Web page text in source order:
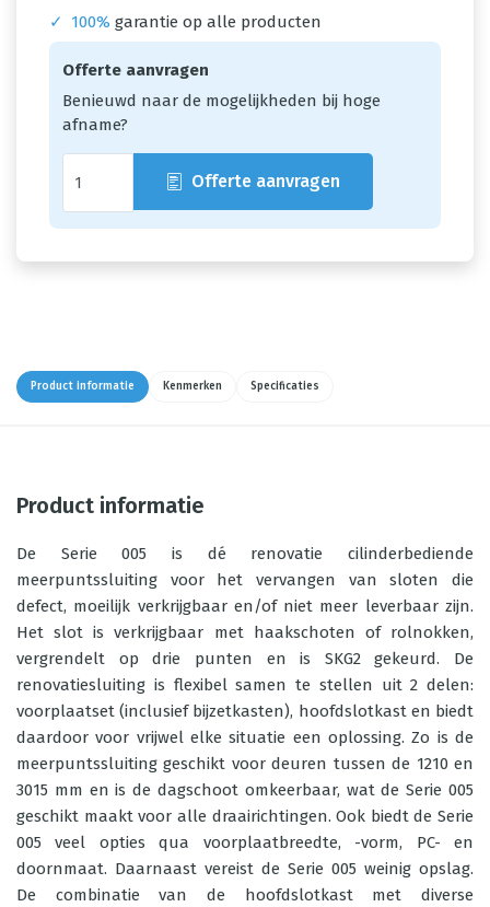
✓
100% garantie op alle producten
Offerte aanvragen
Benieuwd naar de mogelijkheden bij hoge
afname?
Offerte aanvragen
Product informatie Kenmerken Specificaties
Product informatie
De Serie 005 is dé renovatie cilinderbediende
meerpuntssluiting voor het vervangen van sloten die
defect, moeilijk verkrijgbaar en/of niet meer leverbaar zijn.
Het slot is verkrijgbaar met haakschoten of rolnokken,
vergrendelt op drie punten en is SKG2 gekeurd. De
renovatiesluiting is flexibel samen te stellen uit 2 delen:
voorplaatset (inclusief bijzetkasten), hoofdslotkast en biedt
daardoor voor vrijwel elke situatie een oplossing. Zo is de
meerpuntssluiting geschikt voor deuren tussen de 1210 en
3015 mm en is de dagschoot omkeerbaar, wat de Serie 005
geschikt maakt voor alle draairichtingen. Ook biedt de Serie
005 veel opties qua voorplaatbreedte, -vorm, PC- en
doornmaat. Daarnaast vereist de Serie 005 weinig opslag.
De combinatie van de hoofdslotkast met diverse